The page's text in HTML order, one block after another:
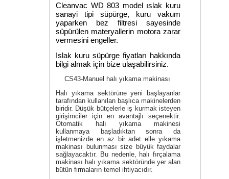
Cleanvac WD 803 model ıslak kuru
sanayi tipi süpürge, kuru vakum
yaparken bez filtresi sayesinde
süpürülen materyallerin motora zarar
vermesini engeller.
Islak kuru süpürge fiyatları hakkında
bilgi almak için bize ulaşabilirsiniz.
CS43-Manuel halı yıkama makinası
Halı yıkama sektörüne yeni başlayanlar
tarafından kullanılan başlıca makinelerden
biridir. Düşük bütçelerle iş kurmak isteyen
girişimciler için en avantajlı seçenektir.
Otomatik halı yıkama makinesi
kullanmaya başladıktan sonra da
işletmenizde en az bir adet elle yıkama
makinası bulunması size büyük faydalar
sağlayacaktır. Bu nedenle, halı fırçalama
makinası halı yıkama sektöründe yer alan
bütün firmaların temel ihtiyacıdır.